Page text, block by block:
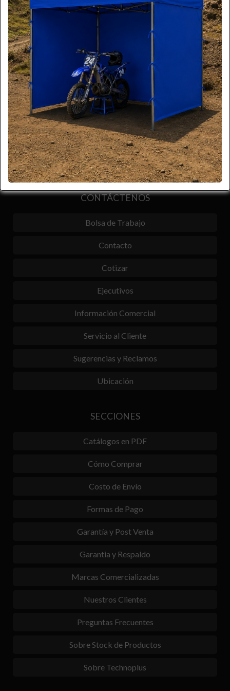
Compartir
CONTÁCTENOS
Bolsa de Trabajo
Contacto
Cotizar
Ejecutivos
Información Comercial
Servicio al Cliente
Sugerencias y Reclamos
Ubicación
SECCIONES
Catálogos en PDF
Cómo Comprar
Costo de Envío
Formas de Pago
Garantía y Post Venta
Garantia y Respaldo
Marcas Comercializadas
Nuestros Clientes
Preguntas Frecuentes
Sobre Stock de Productos
Sobre Technoplus